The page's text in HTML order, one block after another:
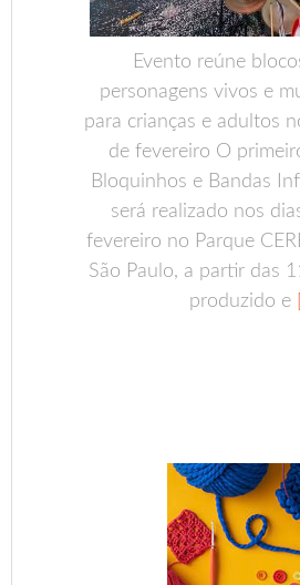
Evento reúne
personagens vivos e
para crianças e adultos
de fevereiro O
Bloquinhos e Bandas
será realizado nos
fevereiro no Parque
São Paulo, a partir das
produzido e